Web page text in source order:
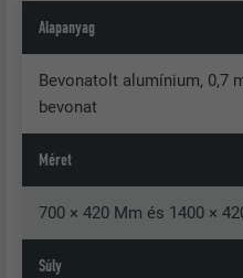
Alapanyag
Bevonatolt alumínium, 0,7
bevonat
Méret
700 × 420 Mm és 1400 ×
Súly